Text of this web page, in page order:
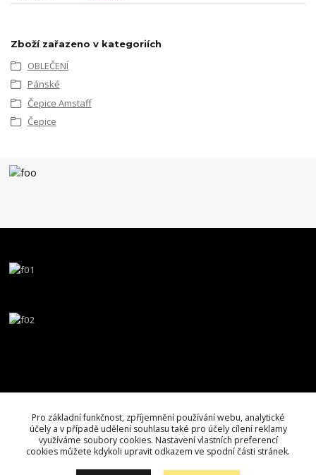
Zboží zařazeno v kategoriích
OBLEČENÍ
Pánské
Čepice Amstaff
Čepice
Pro základní funkčnost, zpříjemnění používání webu, analytické
účely a v případě udělení souhlasu také pro účely cílení reklamy
využíváme soubory cookies. Nastavení vlastních preferencí
cookies můžete kdykoli upravit odkazem ve spodní části stránek.